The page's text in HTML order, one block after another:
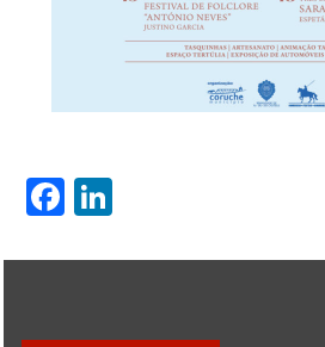
Facebook